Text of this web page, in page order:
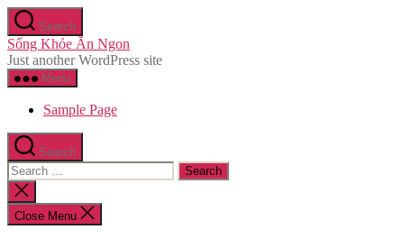
Skip
to
the
content
Search
Sống Khỏe Ăn Ngon
Just another WordPress site
Menu
Sample Page
Search
Search
for:
Close
search
Close Menu